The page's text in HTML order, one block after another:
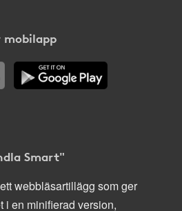
mobilapp
Smart"
webbläsartillägg som ger
i en minifierad version,